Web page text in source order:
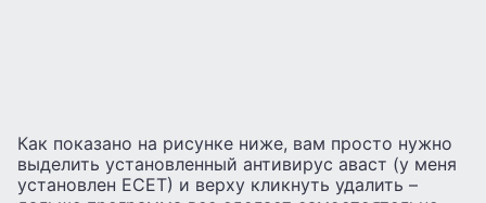
Как показано на рисунке ниже, вам просто нужно
выделить установленный антивирус аваст (у меня
установлен ЕСЕТ) и верху кликнуть удалить –